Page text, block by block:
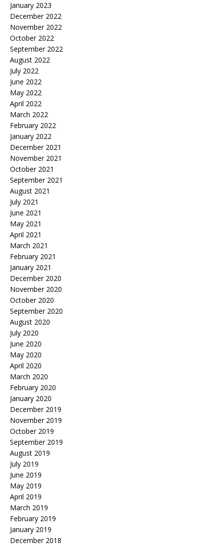
January 2023
December 2022
November 2022
October 2022
September 2022
August 2022
July 2022
June 2022
May 2022
April 2022
March 2022
February 2022
January 2022
December 2021
November 2021
October 2021
September 2021
August 2021
July 2021
June 2021
May 2021
April 2021
March 2021
February 2021
January 2021
December 2020
November 2020
October 2020
September 2020
August 2020
July 2020
June 2020
May 2020
April 2020
March 2020
February 2020
January 2020
December 2019
November 2019
October 2019
September 2019
August 2019
July 2019
June 2019
May 2019
April 2019
March 2019
February 2019
January 2019
December 2018